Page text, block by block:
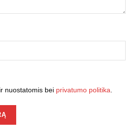
nuostatomis bei privatumo politika